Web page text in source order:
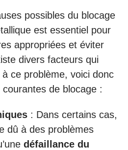
possibles du blocage
est essentiel pour
appropriées et éviter
divers facteurs qui
ce problème, voici donc
de blocage :
: Dans certains cas,
dû à des problèmes
défaillance du